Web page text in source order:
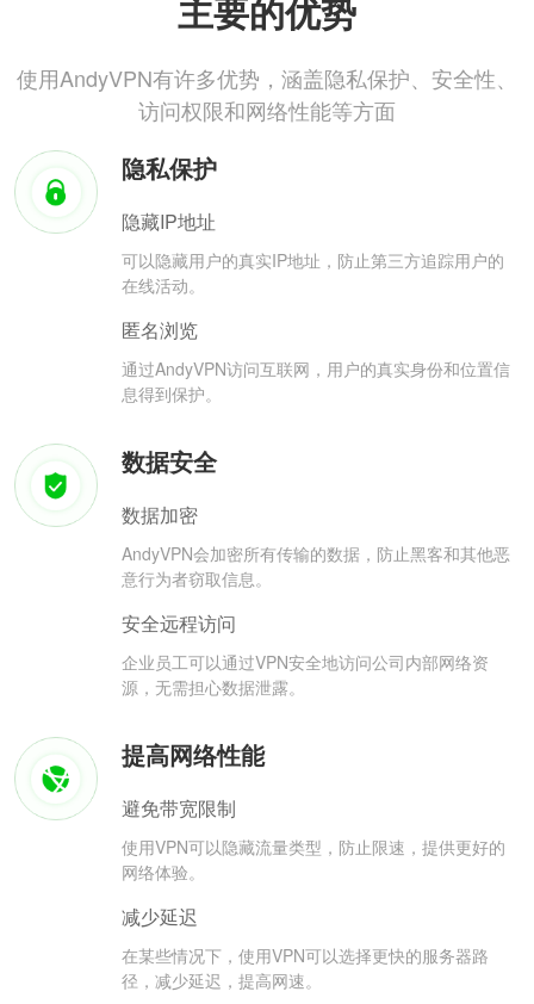
主要的优势
使用AndyVPN有许多优势，涵盖隐私保护、安全性、
访问权限和网络性能等方面
隐私保护
隐藏IP地址
可以隐藏用户的真实IP地址，防止第三方追踪用户的
在线活动。
匿名浏览
通过AndyVPN访问互联网，用户的真实身份和位置信
息得到保护。
数据安全
数据加密
AndyVPN会加密所有传输的数据，防止黑客和其他恶
意行为者窃取信息。
安全远程访问
企业员工可以通过VPN安全地访问公司内部网络资
源，无需担心数据泄露。
提高网络性能
避免带宽限制
使用VPN可以隐藏流量类型，防止限速，提供更好的
网络体验。
减少延迟
在某些情况下，使用VPN可以选择更快的服务器路
径，减少延迟，提高网速。